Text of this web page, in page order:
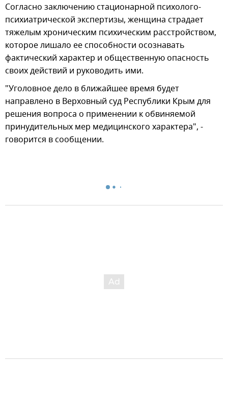
Согласно заключению стационарной психолого-
психиатрической экспертизы, женщина страдает
тяжелым хроническим психическим расстройством,
которое лишало ее способности осознавать
фактический характер и общественную опасность
своих действий и руководить ими.
"Уголовное дело в ближайшее время будет
направлено в Верховный суд Республики Крым для
решения вопроса о применении к обвиняемой
принудительных мер медицинского характера", -
говорится в сообщении.